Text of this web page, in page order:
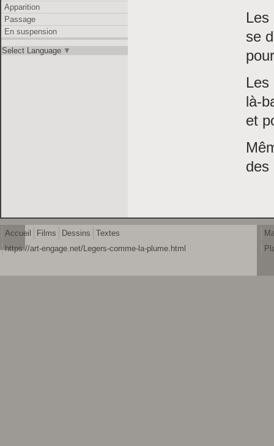
Apparition
Passage
En suspension
Select Language ▼
Les
se
Les
là-
et
des
Accueil Films Dessins
Textes
https://art-engage.net/Legers-comme-la-plume.html